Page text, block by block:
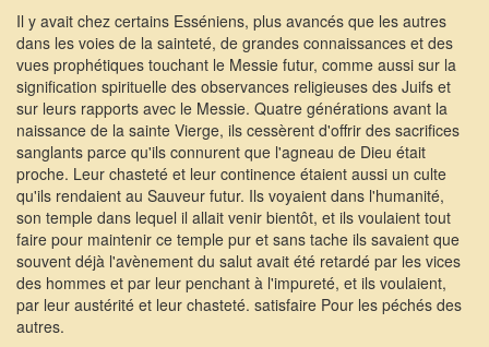
Il y avait chez certains Esséniens, plus avancés que les autres
dans les voies de la sainteté, de grandes connaissances et des
vues prophétiques touchant le Messie futur, comme aussi sur la
signification spirituelle des observances religieuses des Juifs et
sur leurs rapports avec le Messie. Quatre générations avant la
naissance de la sainte Vierge, ils cessèrent d'offrir des sacrifices
sanglants parce qu'ils connurent que l'agneau de Dieu était
proche. Leur chasteté et leur continence étaient aussi un culte
qu'ils rendaient au Sauveur futur. Ils voyaient dans l'humanité,
son temple dans lequel il allait venir bientôt, et ils voulaient tout
faire pour maintenir ce temple pur et sans tache ils savaient que
souvent déjà l'avènement du salut avait été retardé par les vices
des hommes et par leur penchant à l'impureté, et ils voulaient,
par leur austérité et leur chasteté. satisfaire Pour les péchés des
autres.